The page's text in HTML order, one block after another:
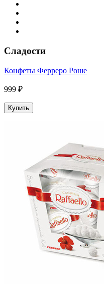
Сладости
Конфеты Ферреро Роше
999 ₽
Купить